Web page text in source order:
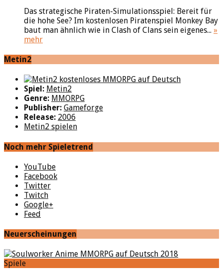
Das strategische Piraten-Simulationsspiel: Bereit für
die hohe See? Im kostenlosen Piratenspiel Monkey Bay
baut man ähnlich wie in Clash of Clans sein eigenes... »
mehr
Metin2
Spiel: Metin2
Genre: MMORPG
Publisher: Gameforge
Release: 2006
Metin2 spielen
Noch mehr Spieletrend
YouTube
Facebook
Twitter
Twitch
Google+
Feed
Neuerscheinungen
Spiele